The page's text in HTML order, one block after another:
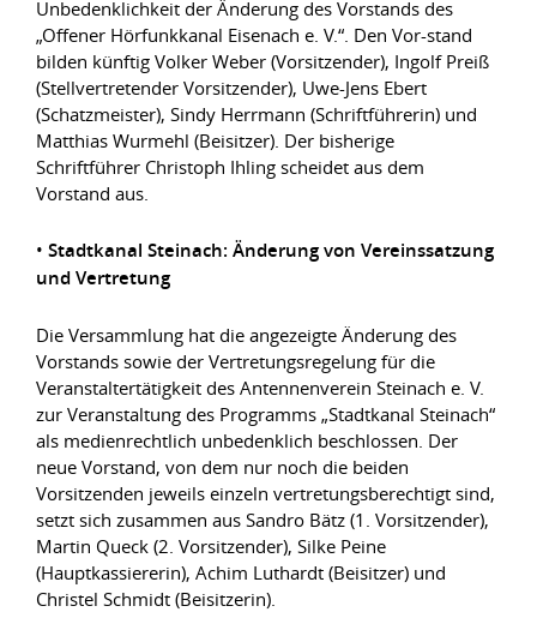
Unbedenklichkeit der Änderung des Vorstands des
„Offener Hörfunkkanal Eisenach e. V.“. Den Vor-stand
bilden künftig Volker Weber (Vorsitzender), Ingolf Preiß
(Stellvertretender Vorsitzender), Uwe-Jens Ebert
(Schatzmeister), Sindy Herrmann (Schriftführerin) und
Matthias Wurmehl (Beisitzer). Der bisherige
Schriftführer Christoph Ihling scheidet aus dem
Vorstand aus.
• Stadtkanal Steinach: Änderung von Vereinssatzung
und Vertretung
Die Versammlung hat die angezeigte Änderung des
Vorstands sowie der Vertretungsregelung für die
Veranstaltertätigkeit des Antennenverein Steinach e. V.
zur Veranstaltung des Programms „Stadtkanal Steinach“
als medienrechtlich unbedenklich beschlossen. Der
neue Vorstand, von dem nur noch die beiden
Vorsitzenden jeweils einzeln vertretungsberechtigt sind,
setzt sich zusammen aus Sandro Bätz (1. Vorsitzender),
Martin Queck (2. Vorsitzender), Silke Peine
(Hauptkassiererin), Achim Luthardt (Beisitzer) und
Christel Schmidt (Beisitzerin).